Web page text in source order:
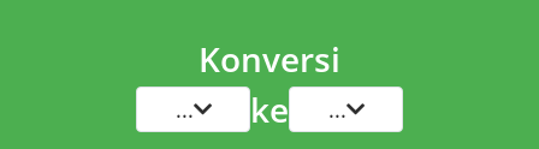
Konversi
... ke ...